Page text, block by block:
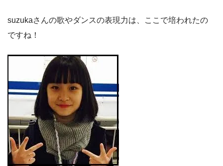
suzukaさんの歌やダンスの表現力は、ここで培われたの
ですね！